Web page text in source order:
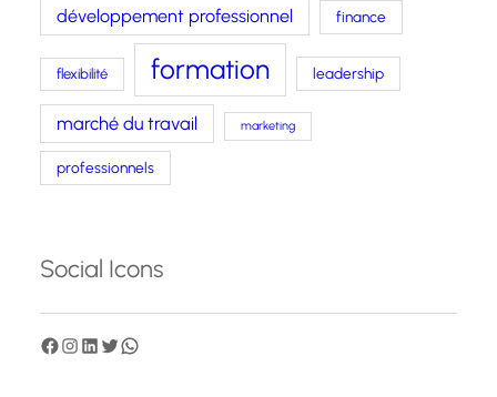
développement professionnel finance
flexibilité formation leadership
marché du travail marketing
professionnels
Social Icons
F I
L T W